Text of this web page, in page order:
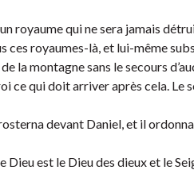
royaume qui ne sera jamais
ces royaumes-là, et lui-même
la montagne sans le secours
ce qui doit arriver après cela.
devant Daniel, et il
est le Dieu des dieux et le